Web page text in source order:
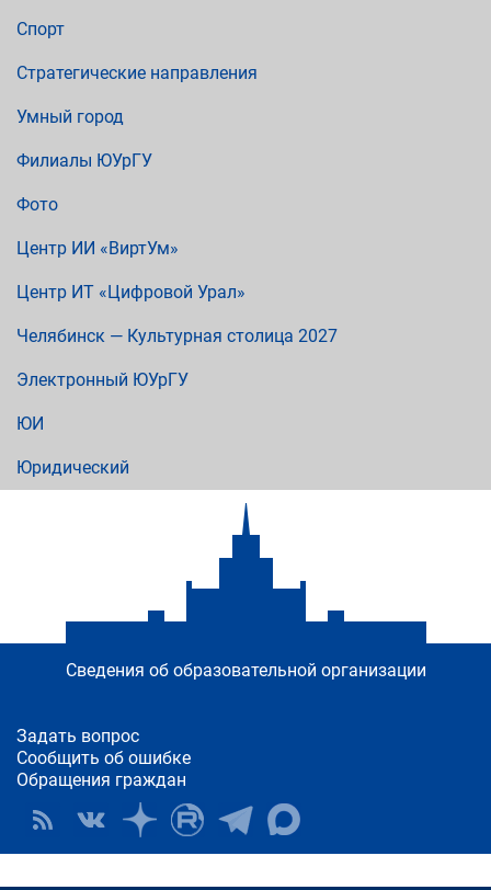
Спорт
Стратегические направления
Умный город
Филиалы ЮУрГУ
Фото
Центр ИИ «ВиртУм»
Центр ИТ «Цифровой Урал»
Челябинск — Культурная столица 2027
Электронный ЮУрГУ
ЮИ
Юридический
Сведения об образовательной организации
Задать вопрос
Сообщить об ошибке
Обращения граждан